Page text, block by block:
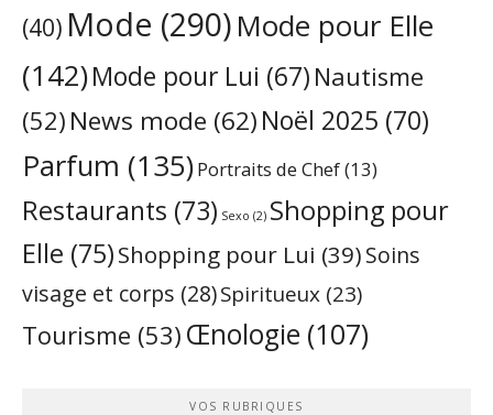
(40) Mode (290)Mode pour Elle
(142)Mode pour Lui (67) Nautisme
(52) News mode (62)Noël 2025 (70)
Parfum (135)Portraits de Chef(13)
Restaurants (73) Sexo (2) Shopping pour
Elle (75)Shopping pour Lui (39)Soins
visage et corps (28)Spiritueux (23)
Tourisme (53) Œnologie (107)
VOS RUBRIQUES